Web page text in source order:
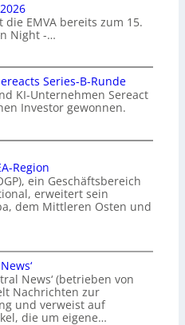
EMVA bereits zum 15.
Night -…
Series-B-Runde
KI-Unternehmen Sereact
Investor gewonnen.
Region
ein Geschäftsbereich
erweitert sein
dem Mittleren Osten und
News‘ (betrieben von
Nachrichten zur
und verweist auf
die um eigene…